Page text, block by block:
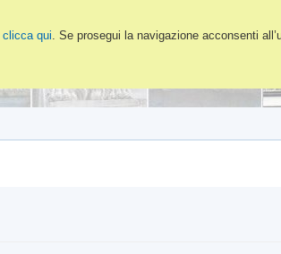
clicca qui. Se prosegui la navigazione acconsenti